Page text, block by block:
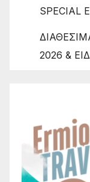
SPECIAL
2026 &